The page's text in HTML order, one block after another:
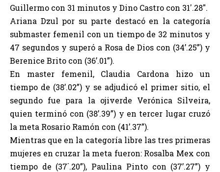
Guillermo con 31 minutos y Dino Castro con 31′.28″.
Ariana Dzul por su parte destacó en la categoría
submaster femenil con un tiempo de 32 minutos y
47 segundos y superó a Rosa de Dios con (34’.25”) y
Berenice Brito con (36’.01”).
En master femenil, Claudia Cardona hizo un
tiempo de (38’.02”) y se adjudicó el primer sitio, el
segundo fue para la ojiverde Verónica Silveira,
quien terminó con (38’.39”) y en tercer lugar cruzó
la meta Rosario Ramón con (41’.37”).
Mientras que en la categoría libre las tres primeras
mujeres en cruzar la meta fueron: Rosalba Mex con
tiempo de (37´.20”), Paulina Pinto con (37’.27”) y